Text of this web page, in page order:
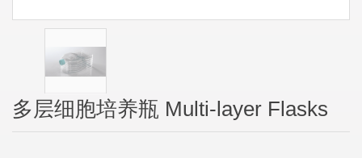
多层细胞培养瓶 Multi-layer Flasks